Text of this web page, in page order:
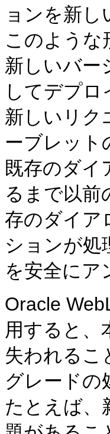
ョンを新
このような
新しいバー
してデプロ
新しいリク
ーブレット
既存のダイ
るまで以前
存のダイア
ションが処
を安全にア
Oracle
用すると、
失われるこ
グレードの
たとえば、